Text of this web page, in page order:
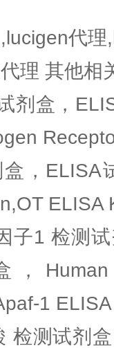
代理
理 其他相
剂盒，
，ELISA
ELISA
子1 检测
Human
1
检测试剂